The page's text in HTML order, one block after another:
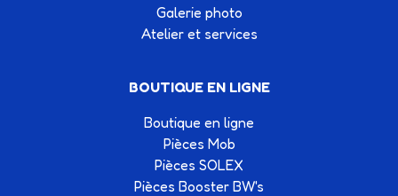
Galerie photo
Atelier et services
BOUTIQUE EN LIGNE
Boutique en ligne
Pièces Mob
Pièces SOLEX
Pièces Booster BW's